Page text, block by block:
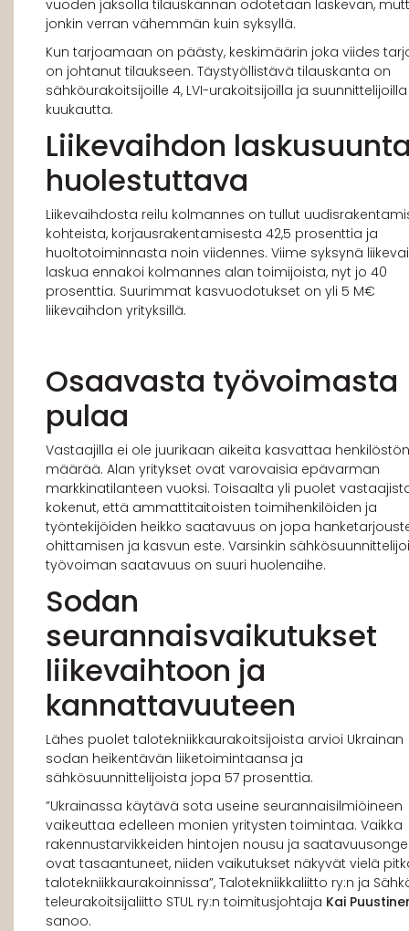
vuoden jaksolla tilauskannan odotetaan laskevan,
jonkin verran vähemmän kuin syksyllä.
Kun tarjoamaan on päästy, keskimäärin joka viides
on johtanut tilaukseen. Täystyöllistävä tilauskanta on
sähköurakoitsijoille 4, LVI-urakoitsijoilla ja
kuukautta.
Liikevaihdon
huolestuttava
Liikevaihdosta reilu kolmannes on tullut
kohteista, korjausrakentamisesta 42,5 prosenttia ja
huoltotoiminnasta noin viidennes. Viime syksynä
laskua ennakoi kolmannes alan toimijoista, nyt jo 40
prosenttia. Suurimmat kasvuodotukset on yli 5 M€
liikevaihdon yrityksillä.
Osaavasta työvoimasta
pulaa
Vastaajilla ei ole juurikaan aikeita kasvattaa
määrää. Alan yritykset ovat varovaisia epävarman
markkinatilanteen vuoksi. Toisaalta yli puolet
kokenut, että ammattitaitoisten toimihenkilöiden ja
työntekijöiden heikko saatavuus on jopa
ohittamisen ja kasvun este. Varsinkin
työvoiman saatavuus on suuri huolenaihe.
Sodan
seurannaisvaikutukset
liikevaihtoon ja
kannattavuuteen
Lähes puolet talotekniikkaurakoitsijoista arvioi Ukrainan
sodan heikentävän liiketoimintaansa ja
sähkösuunnittelijoista jopa 57 prosenttia.
”Ukrainassa käytävä sota useine seurannaisilmiöineen
vaikeuttaa edelleen monien yritysten toimintaa. Vaikka
rakennustarvikkeiden hintojen nousu ja
ovat tasaantuneet, niiden vaikutukset näkyvät vielä
talotekniikkaurakoinnissa”, Talotekniikkaliitto ry:n ja
teleurakoitsijaliitto STUL ry:n toimitusjohtaja Kai
sanoo.